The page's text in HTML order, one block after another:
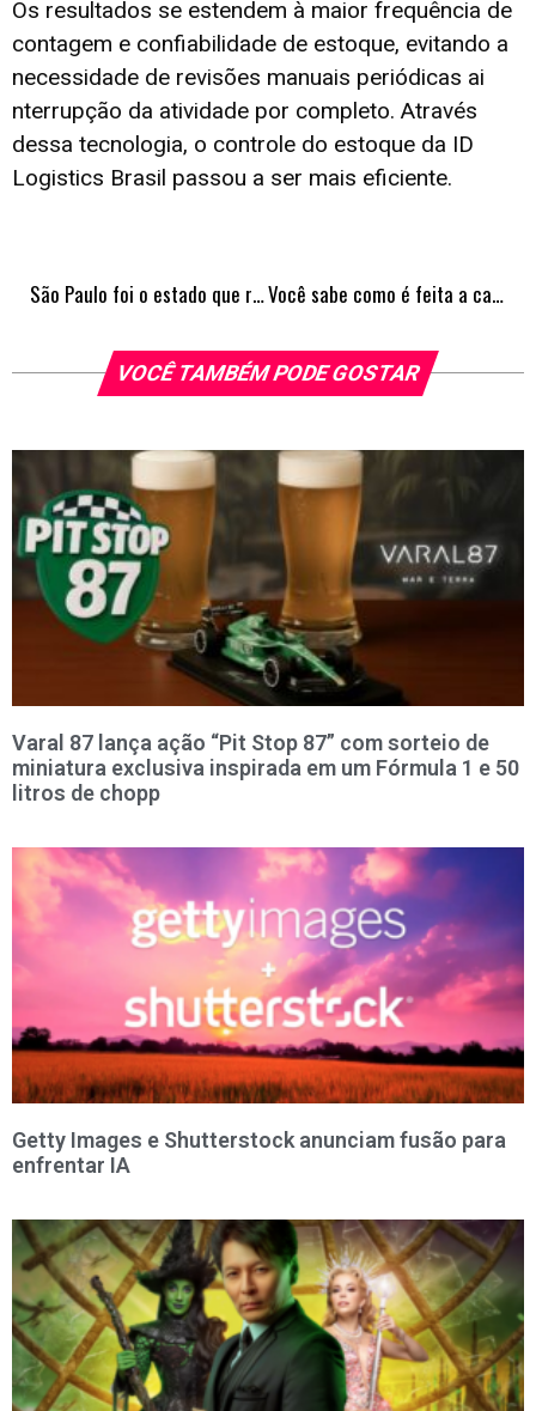
Os resultados se estendem à maior frequência de
contagem e confiabilidade de estoque, evitando a
necessidade de revisões manuais periódicas ai
nterrupção da atividade por completo. Através
dessa tecnologia, o controle do estoque da ID
Logistics Brasil passou a ser mais eficiente.
São Paulo foi o estado que registrou o maior volume de vendas de novas cotas de consórcio no Brasil, em 2022 Você sabe como é feita a caracterização de um personagem?
VOCÊ TAMBÉM PODE GOSTAR
Varal 87 lança ação “Pit Stop 87” com sorteio de
miniatura exclusiva inspirada em um Fórmula 1 e 50
litros de chopp
Getty Images e Shutterstock anunciam fusão para
enfrentar IA